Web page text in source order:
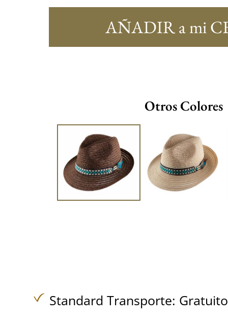
AÑADIR a mi
Otros Colores
Standard Transporte: